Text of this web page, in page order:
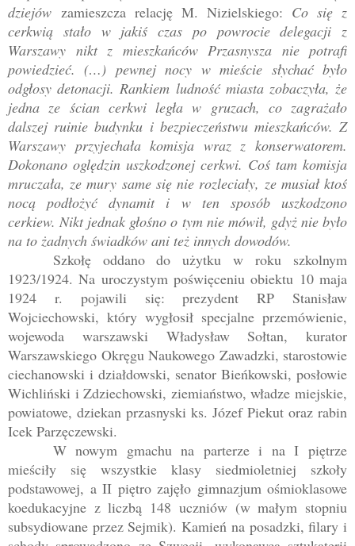
dziejów zamieszcza relację M. Nizielskiego: Co się z
cerkwią stało w jakiś czas po powrocie delegacji z
Warszawy nikt z mieszkańców Przasnysza nie potrafi
powiedzieć. (…) pewnej nocy w mieście słychać było
odgłosy detonacji. Rankiem ludność miasta zobaczyła, że
jedna ze ścian cerkwi legła w gruzach, co zagrażało
dalszej ruinie budynku i bezpieczeństwu mieszkańców. Z
Warszawy przyjechała komisja wraz z konserwatorem.
Dokonano oględzin uszkodzonej cerkwi. Coś tam komisja
mruczała, ze mury same się nie rozleciały, ze musiał ktoś
nocą podłożyć dynamit i w ten sposób uszkodzono
cerkiew. Nikt jednak głośno o tym nie mówił, gdyż nie było
na to żadnych świadków ani też innych dowodów.
Szkołę oddano do użytku w roku szkolnym
1923/1924. Na uroczystym poświęceniu obiektu 10 maja
1924 r. pojawili się: prezydent RP Stanisław
Wojciechowski, który wygłosił specjalne przemówienie,
wojewoda warszawski Władysław Sołtan, kurator
Warszawskiego Okręgu Naukowego Zawadzki, starostowie
ciechanowski i działdowski, senator Bieńkowski, posłowie
Wichliński i Zdziechowski, ziemiaństwo, władze miejskie,
powiatowe, dziekan przasnyski ks. Józef Piekut oraz rabin
Icek Parzęczewski.
W nowym gmachu na parterze i na I piętrze
mieściły się wszystkie klasy siedmioletniej szkoły
podstawowej, a II piętro zajęło gimnazjum ośmioklasowe
koedukacyjne z liczbą 148 uczniów (w małym stopniu
subsydiowane przez Sejmik). Kamień na posadzki, filary i